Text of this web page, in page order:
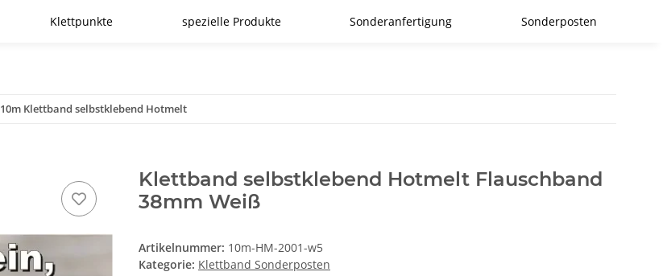
Klettpunkte spezielle Produkte Sonderanfertigung Sonderposten
10m Klettband selbstklebend Hotmelt
Klettband selbstklebend Hotmelt Flauschband
38mm Weiß
Artikelnummer: 10m-HM-2001-w5
Kategorie: Klettband Sonderposten